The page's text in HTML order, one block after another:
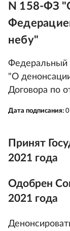
N 158-ФЗ
небу"
Федеральный
"О
Договора по
Дата подписания:
Принят
2021 года
Одобрен
2021 года